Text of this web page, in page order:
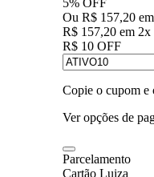
Ou R$ 157,20
R$ 157,20 em 2x
R$ 10 OFF
Copie o cupom e
Ver opções de
Parcelamento
Cartão Luiza